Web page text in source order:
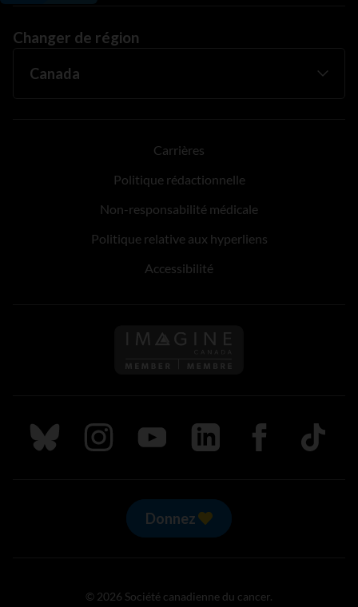
Changer de région
Carrières
Politique rédactionnelle
Non-responsabilité médicale
Politique relative aux hyperliens
Accessibilité
Suivez nous sur Bluesky
Suivez nous sur Instagram
Suivez nous sur Youtube
Suivez nous sur LinkedIn
Suivez nous sur
TikTok
Donnez
© 2026 Société canadienne du cancer.